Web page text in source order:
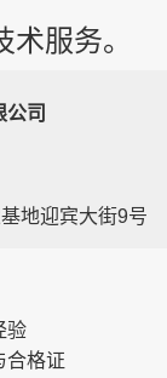
服务。
公司
地迎宾大街9号
验
合格证